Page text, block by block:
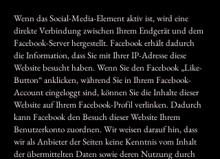
Wenn das Social-Media-Element aktiv ist, wird eine
direkte Verbindung zwischen Ihrem Endgerät und dem
Facebook-Server hergestellt. Facebook erhält dadurch
die Information, dass Sie mit Ihrer IP-Adresse diese
Website besucht haben. Wenn Sie den Facebook „Like-
Button“ anklicken, während Sie in Ihrem Facebook-
Account eingeloggt sind, können Sie die Inhalte dieser
Website auf Ihrem Facebook-Profil verlinken. Dadurch
kann Facebook den Besuch dieser Website Ihrem
Benutzerkonto zuordnen. Wir weisen darauf hin, dass
wir als Anbieter der Seiten keine Kenntnis vom Inhalt
der übermittelten Daten sowie deren Nutzung durch